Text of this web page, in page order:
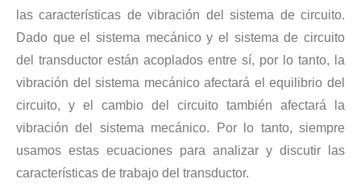
las características de vibración del sistema de circuito.
Dado que el sistema mecánico y el sistema de circuito
del transductor están acoplados entre sí, por lo tanto, la
vibración del sistema mecánico afectará el equilibrio del
circuito, y el cambio del circuito también afectará la
vibración del sistema mecánico. Por lo tanto, siempre
usamos estas ecuaciones para analizar y discutir las
características de trabajo del transductor.